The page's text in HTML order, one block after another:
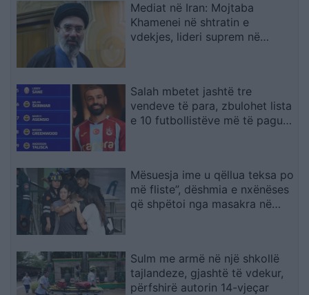
Mediat në Iran: Mojtaba
Khamenei në shtratin e
vdekjes, lideri suprem në
Salah mbetet jashtë tre
vendeve të para, zbulohet lista
e 10 futbollistëve më të paguar
Mësuesja ime u qëllua teksa po
më fliste”, dëshmia e nxënëses
që shpëtoi nga masakra në
Sulm me armë në një shkollë
tajlandeze, gjashtë të vdekur,
përfshirë autorin 14-vjeçar